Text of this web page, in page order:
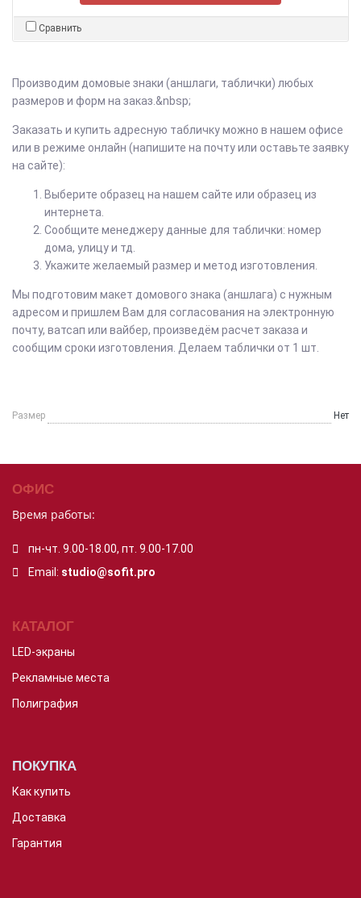
Сравнить
Производим домовые знаки (аншлаги, таблички) любых
размеров и форм на заказ.&nbsp;
Заказать и купить адресную табличку можно в нашем офисе
или в режиме онлайн (напишите на почту или оставьте заявку
на сайте):
Выберите образец на нашем сайте или образец из
интернета.
Сообщите менеджеру данные для таблички: номер
дома, улицу и тд.
Укажите желаемый размер и метод изготовления.
Мы подготовим макет домового знака (аншлага) с нужным
адресом и пришлем Вам для согласования на электронную
почту, ватсап или вайбер, произведём расчет заказа и
сообщим сроки изготовления. Делаем таблички от 1 шт.
Размер Нет
ОФИС
Время работы:
пн-чт. 9.00-18.00, пт. 9.00-17.00
Email: studio@sofit.pro
КАТАЛОГ
LED-экраны
Рекламные места
Полиграфия
ПОКУПКА
Как купить
Доставка
Гарантия